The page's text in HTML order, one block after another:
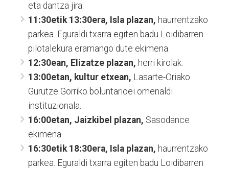
eta dantza jira.
11:30etik 13:30era, Isla plazan, haurrentzako
parkea. Eguraldi txarra egiten badu Loidibarren
pilotalekura eramango dute ekimena.
12:30ean, Elizatze plazan, herri kirolak.
13:00etan, kultur etxean, Lasarte-Oriako
Gurutze Gorriko boluntarioei omenaldi
instituzionala.
16:00etan, Jaizkibel plazan, Sasodance
ekimena.
16:30etik 18:30era, Isla plazan, haurrentzako
parkea. Eguraldi txarra egiten badu Loidibarren